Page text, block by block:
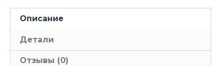
Описание
Детали
Отзывы (0)